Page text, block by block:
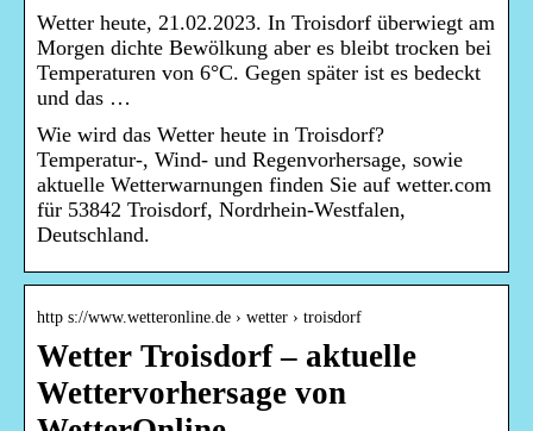
Wetter heute, 21.02.2023. In Troisdorf überwiegt am
Morgen dichte Bewölkung aber es bleibt trocken bei
Temperaturen von 6°C. Gegen später ist es bedeckt
und das …
Wie wird das Wetter heute in Troisdorf?
Temperatur-, Wind- und Regenvorhersage, sowie
aktuelle Wetterwarnungen finden Sie auf wetter.com
für 53842 Troisdorf, Nordrhein-Westfalen,
Deutschland.
http s://www.wetteronline.de › wetter › troisdorf
Wetter Troisdorf – aktuelle
Wettervorhersage von